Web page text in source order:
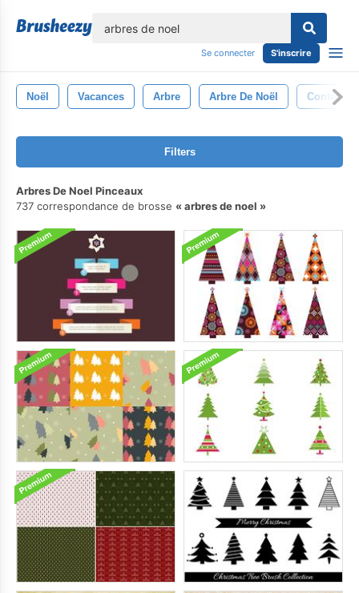
Se connecter S'inscrire
Noël Vacances Arbre Arbre De Noël Contexte
Filters
Arbres De Noel Pinceaux
737 correspondance de brosse
arbres de noel